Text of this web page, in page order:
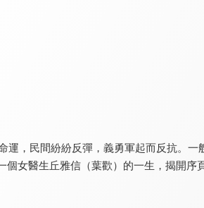
，民間紛紛反彈，義勇軍起而反抗。一
個女醫生丘雅信（葉歡）的一生，揭開序